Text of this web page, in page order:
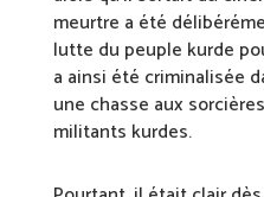
meurtre a été
lutte du peuple kurde
a ainsi été criminalisée
une chasse aux
militants kurdes.